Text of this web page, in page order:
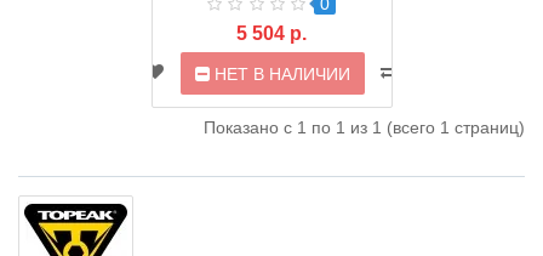
0
5 504 р.
НЕТ В НАЛИЧИИ
Показано с 1 по 1 из 1 (всего 1 страниц)